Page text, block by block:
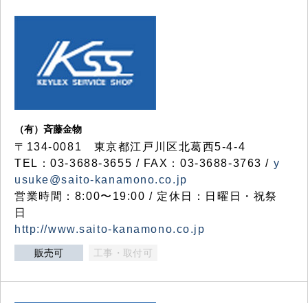
（有）斉藤金物
〒134-0081 東京都江戸川区北葛西5-4-4
TEL：03-3688-3655 / FAX：03-3688-3763 / y
usuke@saito-kanamono.co.jp
営業時間：8:00〜19:00 / 定休日：日曜日・祝祭
日
http://www.saito-kanamono.co.jp
販売可 工事・取付可